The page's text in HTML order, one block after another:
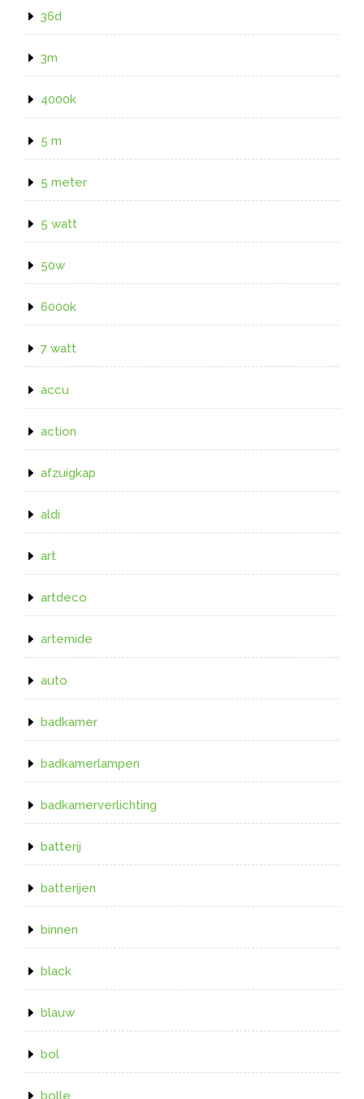
36d
3m
4000k
5 m
5 meter
5 watt
50w
6000k
7 watt
accu
action
afzuigkap
aldi
art
artdeco
artemide
auto
badkamer
badkamerlampen
badkamerverlichting
batterij
batterijen
binnen
black
blauw
bol
bolle